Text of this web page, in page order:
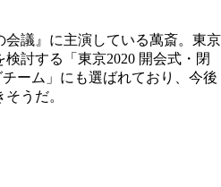
議』に主演している萬斎。東京
討する「東京2020 開会式・閉
ーム」にも選ばれており、今後
うだ。